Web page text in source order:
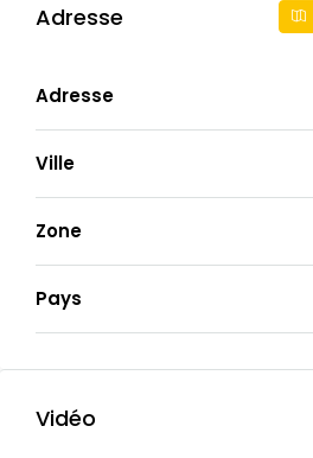
Adresse
Adresse
Ville
Zone
Pays
Vidéo